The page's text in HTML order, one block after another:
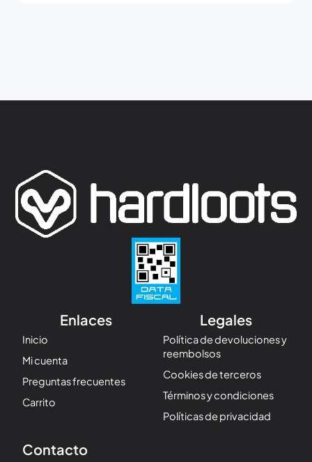
Enlaces
Inicio
Mi cuenta
Preguntas frecuentes
Carrito
Legales
Política de devoluciones y
reembolsos
Cookies de terceros
Términos y condiciones
Políticas de privacidad
Contacto